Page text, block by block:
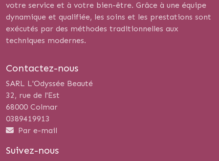
votre service et à votre bien-être. Grâce à une équipe
dynamique et qualifiée, les soins et les prestations sont
exécutés par des méthodes traditionnelles aux
techniques modernes.
Contactez-nous
SARL L'Odyssée Beauté
32, rue de l'Est
68000 Colmar
0389419913
Par e-mail
Suivez-nous